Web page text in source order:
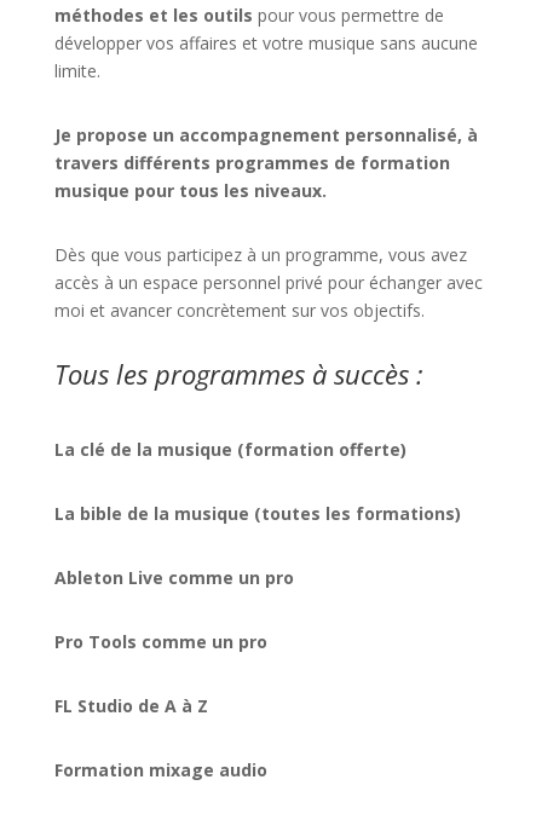
méthodes et les outils pour vous permettre de
développer vos affaires et votre musique sans aucune
limite.
Je propose un accompagnement personnalisé, à
travers différents programmes de formation
musique pour tous les niveaux.
Dès que vous participez à un programme, vous avez
accès à un espace personnel privé pour échanger avec
moi et avancer concrètement sur vos objectifs.
Tous les programmes à succès :
La clé de la musique (formation offerte)
La bible de la musique (toutes les formations)
Ableton Live comme un pro
Pro Tools comme un pro
FL Studio de A à Z
Formation mixage audio